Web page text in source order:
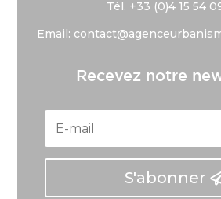
Tél. +33 (0)4 15 54
Email:
Recevez notre
S'abonner